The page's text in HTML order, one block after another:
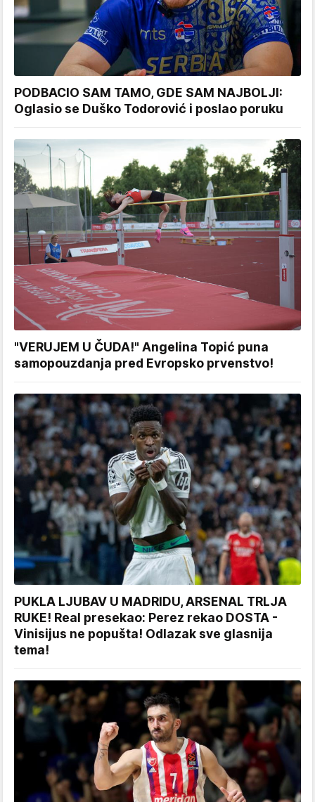
PODBACIO SAM TAMO, GDE SAM NAJBOLJI:
Oglasio se Duško Todorović i poslao poruku
"VERUJEM U ČUDA!" Angelina Topić puna
samopouzdanja pred Evropsko prvenstvo!
PUKLA LJUBAV U MADRIDU, ARSENAL TRLJA
RUKE! Real presekao: Perez rekao DOSTA -
Vinisijus ne popušta! Odlazak sve glasnija
tema!